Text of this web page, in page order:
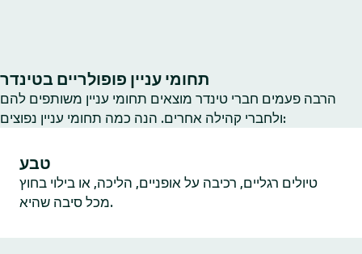
תחומי עניין פופולריים בטינדר
הרבה פעמים חברי טינדר מוצאים תחומי עניין משותפים להם
ולחברי קהילה אחרים. הנה כמה תחומי עניין נפוצים:
טבע
טיולים רגליים, רכיבה על אופניים, הליכה, או בילוי בחוץ
מכל סיבה שהיא.